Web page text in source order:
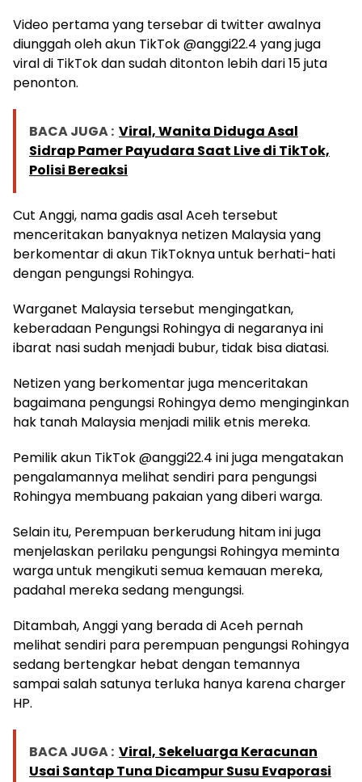
Video pertama yang tersebar di twitter awalnya
diunggah oleh akun TikTok @anggi22.4 yang juga
viral di TikTok dan sudah ditonton lebih dari 15 juta
penonton.
BACA JUGA : Viral, Wanita Diduga Asal
Sidrap Pamer Payudara Saat Live di TikTok,
Polisi Bereaksi
Cut Anggi, nama gadis asal Aceh tersebut
menceritakan banyaknya netizen Malaysia yang
berkomentar di akun TikToknya untuk berhati-hati
dengan pengungsi Rohingya.
Warganet Malaysia tersebut mengingatkan,
keberadaan Pengungsi Rohingya di negaranya ini
ibarat nasi sudah menjadi bubur, tidak bisa diatasi.
Netizen yang berkomentar juga menceritakan
bagaimana pengungsi Rohingya demo menginginkan
hak tanah Malaysia menjadi milik etnis mereka.
Pemilik akun TikTok @anggi22.4 ini juga mengatakan
pengalamannya melihat sendiri para pengungsi
Rohingya membuang pakaian yang diberi warga.
Selain itu, Perempuan berkerudung hitam ini juga
menjelaskan perilaku pengungsi Rohingya meminta
warga untuk mengikuti semua kemauan mereka,
padahal mereka sedang mengungsi.
Ditambah, Anggi yang berada di Aceh pernah
melihat sendiri para perempuan pengungsi Rohingya
sedang bertengkar hebat dengan temannya
sampai salah satunya terluka hanya karena charger
HP.
BACA JUGA : Viral, Sekeluarga Keracunan
Usai Santap Tuna Dicampur Susu Evaporasi